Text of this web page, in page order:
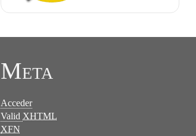
Meta
Acceder
Valid XHTML
XFN